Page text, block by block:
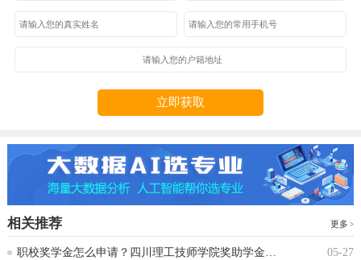
立即获取
相关推荐 更多
‌职校奖学金怎么申请？四川理工技师学院奖助学金政策 05-27